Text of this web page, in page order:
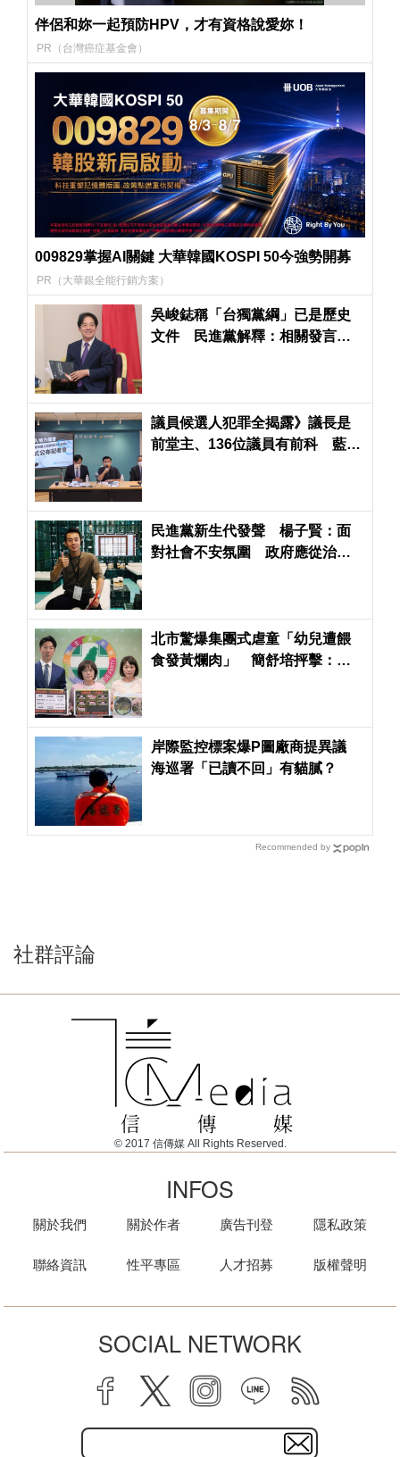
伴侶和妳一起預防HPV，才有資格說愛妳！
PR（台灣癌症基金會）
009829掌握AI關鍵 大華韓國KOSPI 50今強勢開募
PR（大華銀全能行銷方案）
吳峻鋕稱「台獨黨綱」已是歷史
文件 民進黨解釋：相關發言都
議員候選人犯罪全揭露》議長是
前堂主、136位議員有前科 藍65
民進黨新生代發聲 楊子賢：面
對社會不安氛圍 政府應從治
北市驚爆集團式虐童「幼兒遭餵
食發黃爛肉」 簡舒培抨擊：蔣
岸際監控標案爆P圖廠商提異議
海巡署「已讀不回」有貓膩？
Recommended by
社群評論
© 2017 信傳媒 All Rights Reserved.
INFOS
關於我們
聯絡資訊
關於作者
性平專區
廣告刊登
人才招募
隱私政策
版權聲明
SOCIAL NETWORK
facebook twitter instagram